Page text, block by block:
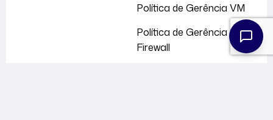
Política de Gerência VM
Política de Gerência
Firewall